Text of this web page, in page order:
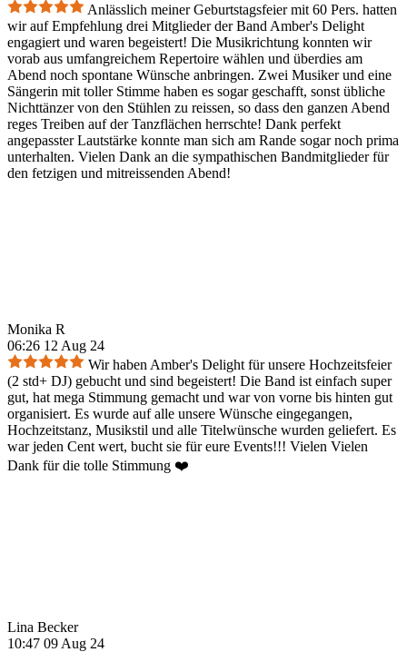
Anlässlich meiner Geburtstagsfeier mit 60 Pers. hatten
wir auf Empfehlung drei Mitglieder der Band Amber's Delight
engagiert und waren begeistert! Die Musikrichtung konnten wir
vorab aus umfangreichem Repertoire wählen und überdies am
Abend noch spontane Wünsche anbringen. Zwei Musiker und eine
Sängerin mit toller Stimme haben es sogar geschafft, sonst übliche
Nichttänzer von den Stühlen zu reissen, so dass den ganzen Abend
reges Treiben auf der Tanzflächen herrschte! Dank perfekt
angepasster Lautstärke konnte man sich am Rande sogar noch prima
unterhalten. Vielen Dank an die sympathischen Bandmitglieder für
den fetzigen und mitreissenden Abend!
Monika R
06:26 12 Aug 24
Wir haben Amber's Delight für unsere Hochzeitsfeier
(2 std+ DJ) gebucht und sind begeistert! Die Band ist einfach super
gut, hat mega Stimmung gemacht und war von vorne bis hinten gut
organisiert. Es wurde auf alle unsere Wünsche eingegangen,
Hochzeitstanz, Musikstil und alle Titelwünsche wurden geliefert. Es
war jeden Cent wert, bucht sie für eure Events!!! Vielen Vielen
Dank für die tolle Stimmung ❤️
Lina Becker
10:47 09 Aug 24